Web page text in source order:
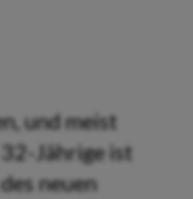
und meist
Jährige ist
neuen